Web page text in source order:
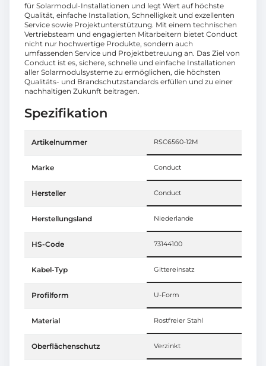
für Solarmodul-Installationen und legt Wert auf höchste
Qualität, einfache Installation, Schnelligkeit und exzellenten
Service sowie Projektunterstützung. Mit einem technischen
Vertriebsteam und engagierten Mitarbeitern bietet Conduct
nicht nur hochwertige Produkte, sondern auch
umfassenden Service und Projektbetreuung an. Das Ziel von
Conduct ist es, sichere, schnelle und einfache Installationen
aller Solarmodulsysteme zu ermöglichen, die höchsten
Qualitäts- und Brandschutzstandards erfüllen und zu einer
nachhaltigen Zukunft beitragen.
Spezifikation
Artikelnummer RSC6560-12M
Marke Conduct
Hersteller Conduct
Herstellungsland Niederlande
HS-Code 73144100
Kabel-Typ Gittereinsatz
Profilform U-Form
Material Rostfreier Stahl
Oberflächenschutz Verzinkt